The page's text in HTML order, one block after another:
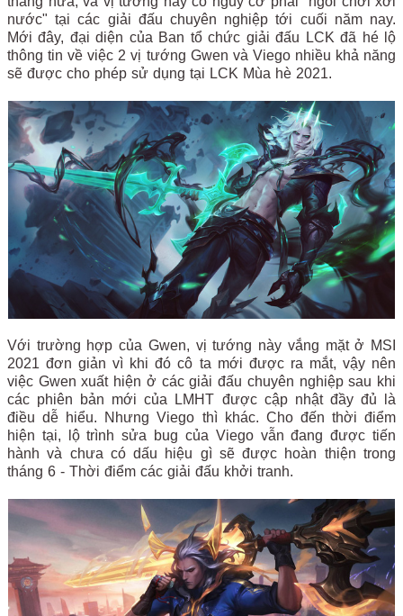
nước" tại các giải đấu chuyên nghiệp tới cuối năm nay.
Mới đây, đại diện của Ban tổ chức giải đấu LCK đã hé lộ
thông tin về việc 2 vị tướng Gwen và Viego nhiều khả năng
sẽ được cho phép sử dụng tại LCK Mùa hè 2021.
Với trường hợp của Gwen, vị tướng này vắng mặt ở MSI
2021 đơn giản vì khi đó cô ta mới được ra mắt, vậy nên
việc Gwen xuất hiện ở các giải đấu chuyên nghiệp sau khi
các phiên bản mới của LMHT được cập nhật đầy đủ là
điều dễ hiểu. Nhưng Viego thì khác. Cho đến thời điểm
hiện tại, lộ trình sửa bug của Viego vẫn đang được tiến
hành và chưa có dấu hiệu gì sẽ được hoàn thiện trong
tháng 6 - Thời điểm các giải đấu khởi tranh.